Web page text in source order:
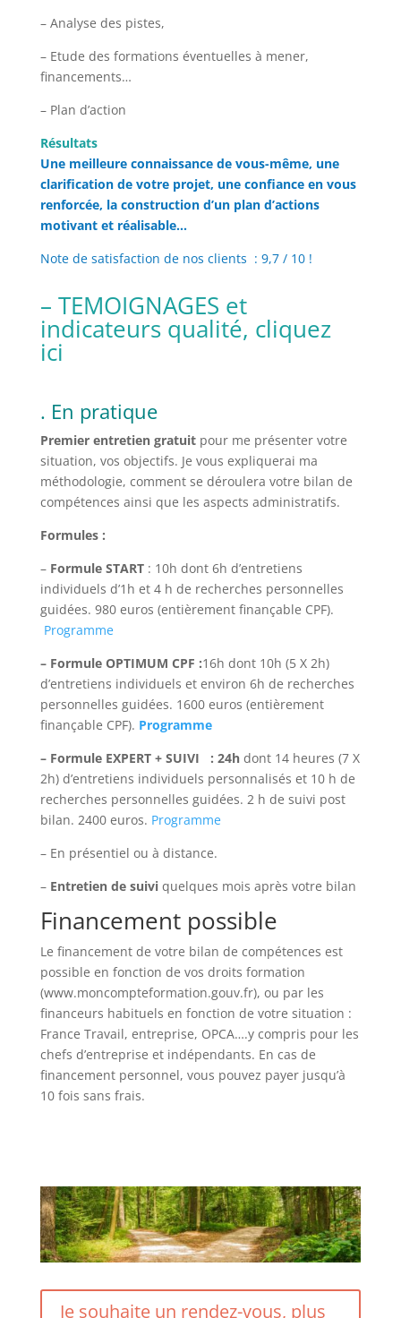
– Analyse des pistes,
– Etude des formations éventuelles à mener,
financements…
– Plan d’action
Résultats
Une meilleure connaissance de vous-même, une
clarification de votre projet, une confiance en vous
renforcée, la construction d’un plan d’actions
motivant et réalisable…
Note de satisfaction de nos clients : 9,7 / 10 !
– TEMOIGNAGES et
indicateurs qualité, cliquez
ici
. En pratique
Premier entretien gratuitpour me présenter votre
situation, vos objectifs. Je vous expliquerai ma
méthodologie, comment se déroulera votre bilan de
compétences ainsi que les aspects administratifs.
Formules :
– Formule START: 10h dont 6h d’entretiens
individuels d’1h et 4 h de recherches personnelles
guidées. 980 euros (entièrement finançable CPF).
Programme
– Formule OPTIMUM CPF :16h dont 10h (5 X 2h)
d’entretiens individuels et environ 6h de recherches
personnelles guidées. 1600 euros (entièrement
finançable CPF). Programme
– Formule EXPERT + SUIVI : 24hdont 14 heures (7 X
2h) d’entretiens individuels personnalisés et 10 h de
recherches personnelles guidées. 2 h de suivi post
bilan. 2400 euros. Programme
– En présentiel ou à distance.
– Entretien de suiviquelques mois après votre bilan
Financement possible
Le financement de votre bilan de compétences est
possible en fonction de vos droits formation
(www.moncompteformation.gouv.fr), ou par les
financeurs habituels en fonction de votre situation :
France Travail, entreprise, OPCA….y compris pour les
chefs d’entreprise et indépendants. En cas de
financement personnel, vous pouvez payer jusqu’à
10 fois sans frais.
Je souhaite un rendez-vous, plus